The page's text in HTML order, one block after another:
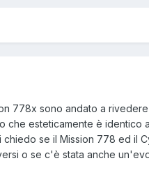
778x sono andato a
che esteticamente è identico
se il Mission 778 ed il
o se c'è stata anche